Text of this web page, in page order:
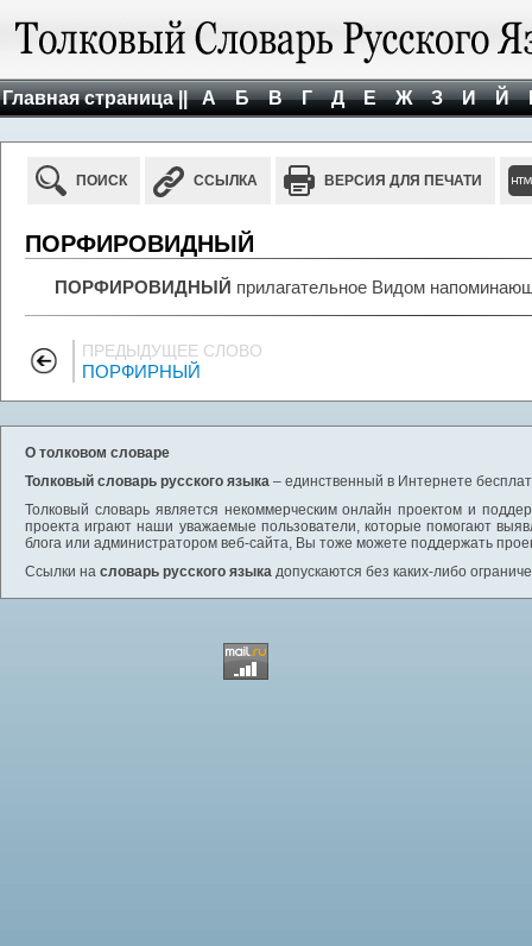
Главная страница || А Б В Г Д Е Ж З И Й
ПОИСК ССЫЛКА ВЕРСИЯ ДЛЯ ПЕЧАТИ
ПОРФИРОВИДНЫЙ
ПОРФИРОВИДНЫЙ прилагательное Видом
ПРЕДЫДУЩЕЕ СЛОВО
ПОРФИРНЫЙ
О толковом словаре
Толковый словарь русского языка – единственный в Интернете
Толковый словарь является некоммерческим онлайн проектом и
проекта играют наши уважаемые пользователи, которые помогают
блога или администратором веб-сайта, Вы тоже можете поддержать
Ссылки на словарь русского языка допускаются без каких-либо